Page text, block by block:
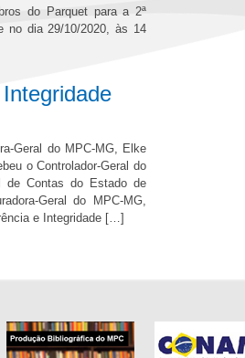
do Parquet para a 2ª
no dia 29/10/2020, às 14
Geral do MPC-MG, Elke
o Controlador-Geral do
de Contas do Estado de
Geral do MPC-MG,
e Integridade […]